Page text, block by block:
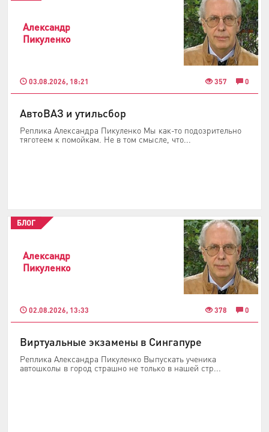
Александр
Пикуленко
03.08.2026, 18:21 357 0
АвтоВАЗ и утильсбор
Реплика Александра Пикуленко Мы как-то подозрительно
тяготеем к помойкам. Не в том смысле, что...
Александр
Пикуленко
02.08.2026, 13:33 378 0
БЛОГ
Виртуальные экзамены в Сингапуре
Реплика Александра Пикуленко Выпускать ученика
автошколы в город страшно не только в нашей стр...